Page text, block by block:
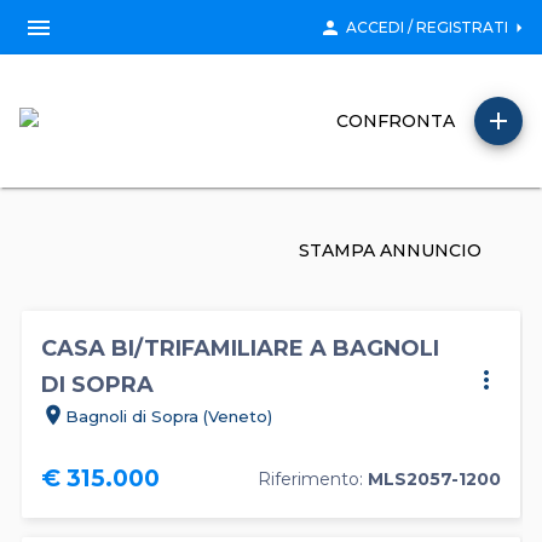
menu person ACCEDI / REGISTRATI arrow_right
CONFRONTA add
STAMPA ANNUNCIO
CASA BI/TRIFAMILIARE A BAGNOLI
DI SOPRA
location_on Bagnoli di Sopra (Veneto)
€ 315.000 Riferimento: MLS2057-1200
more_vert